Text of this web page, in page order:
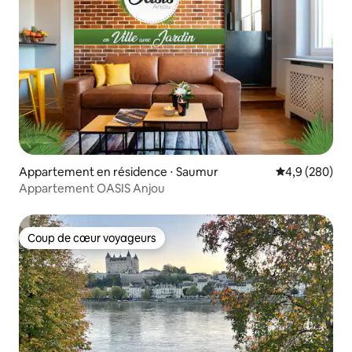
Appartement en résidence ⋅ Saumur Évaluation
4,9 (280)
Appartement OASIS Anjou
Coup de cœur voyageurs
Coup de cœur voyageurs